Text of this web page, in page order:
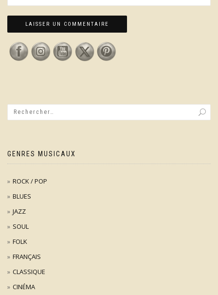
GENRES MUSICAUX
ROCK / POP
BLUES
JAZZ
SOUL
FOLK
FRANÇAIS
CLASSIQUE
CINÉMA